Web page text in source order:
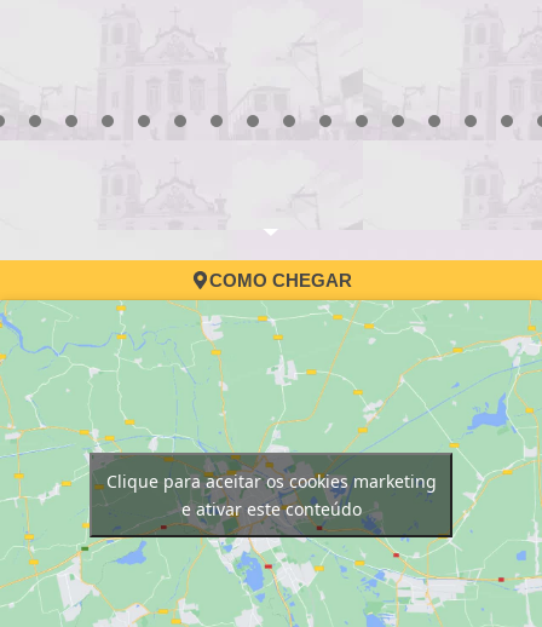
COMO CHEGAR
Clique para aceitar os cookies marketing
e ativar este conteúdo